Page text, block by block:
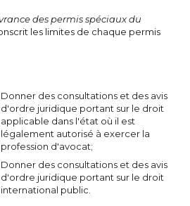
des permis spéciaux du
les limites de chaque permis
Donner des consultations et des avis
d'ordre juridique portant sur le droit
applicable dans l'état où il est
légalement autorisé à exercer la
profession d'avocat;
Donner des consultations et des avis
d'ordre juridique portant sur le droit
international public.